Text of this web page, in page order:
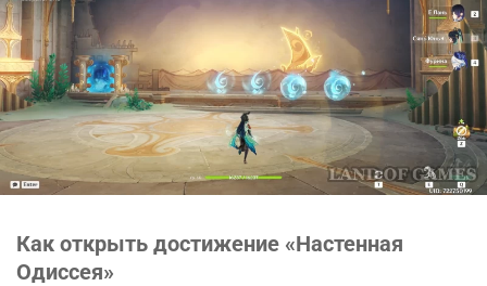
Как открыть достижение «Настенная
Одиссея»